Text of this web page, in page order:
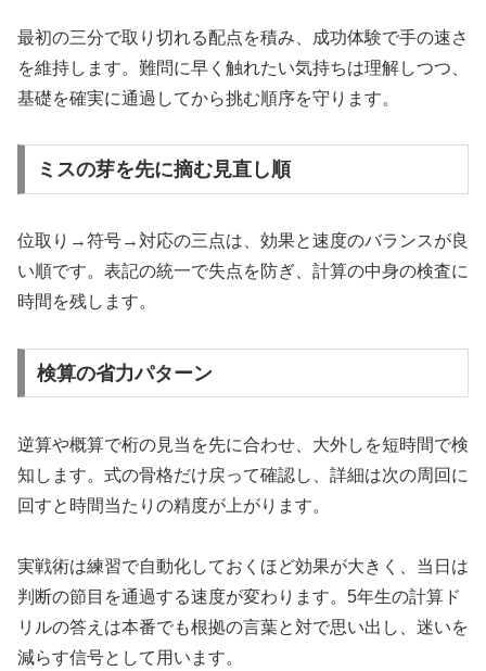
最初の三分で取り切れる配点を積み、成功体験で手の速さ
を維持します。難問に早く触れたい気持ちは理解しつつ、
基礎を確実に通過してから挑む順序を守ります。
ミスの芽を先に摘む見直し順
位取り→符号→対応の三点は、効果と速度のバランスが良
い順です。表記の統一で失点を防ぎ、計算の中身の検査に
時間を残します。
検算の省力パターン
逆算や概算で桁の見当を先に合わせ、大外しを短時間で検
知します。式の骨格だけ戻って確認し、詳細は次の周回に
回すと時間当たりの精度が上がります。
実戦術は練習で自動化しておくほど効果が大きく、当日は
判断の節目を通過する速度が変わります。5年生の計算ド
リルの答えは本番でも根拠の言葉と対で思い出し、迷いを
減らす信号として用います。